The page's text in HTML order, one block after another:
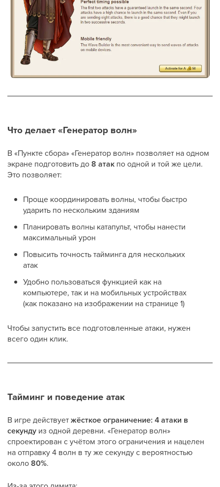
Что делает «Генератор волн»
В «Пункте сбора» «Генератор волн» позволяет на одном
экране подготовить до8 атак по одной и той же цели.
Это позволяет:
Проще координировать волны, чтобы быстро
ударить по нескольким зданиям
Планировать волны катапульт, чтобы нанести
максимальный урон
Повысить точность тайминга для нескольких
атак
Удобно пользоваться функцией как на
компьютере, так и на мобильных устройствах
(как показано на изображении на странице 1)
Чтобы запустить все подготовленные атаки, нужен
всего один клик.
Тайминг и поведение атак
В игре действуетжёсткое ограничение: 4 атаки в
секунду из одной деревни. «Генератор волн»
спроектирован с учётом этого ограничения и нацелен
на отправку 4 волн в ту же секунду с вероятностью
около80%.